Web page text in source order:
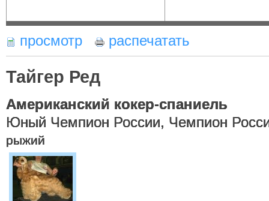
просмотр распечатать
Тайгер Ред
Американский кокер-спаниель
Юный Чемпион России, Чемпион
рыжий